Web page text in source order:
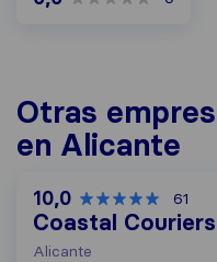
Otras
en Alicante
10,0 61
Coastal Couriers
Alicante